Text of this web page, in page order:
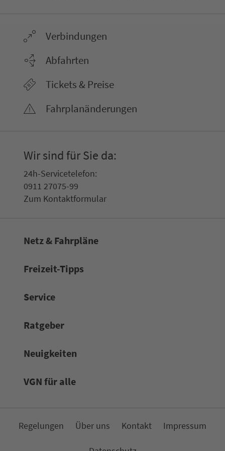
Ver­bin­dungen
Abfahrten
Tickets & Preise
Fahr­plan­ände­rungen
Wir sind für Sie da:
24h-Ser­vice­te­le­fon:
0911 27075-99
Zum Kon­taktformular
Netz & Fahrpläne
Frei­zeit-Tipps
Service
Rat­ge­ber
Neuigkeiten
VGN für alle
Re­ge­lungen Über uns Kon­takt Impressum